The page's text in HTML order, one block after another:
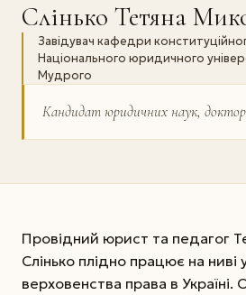
Слінько Тетяна
Завідувач кафедри
Національного юридичного
Мудрого
Кандидат юридичних наук, доктор
Провідний юрист та педагог
Слінько плідно працює на
верховенства права в Україні.